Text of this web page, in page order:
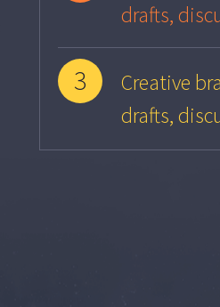
drafts,
3
Creative
drafts,